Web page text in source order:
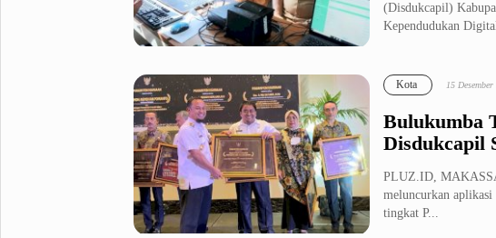
(Disdukcapil)
Kependudukan
Bulukumba
Disdukcapil
Kota 15
PLUZ.ID,
meluncurkan
tingkat P...